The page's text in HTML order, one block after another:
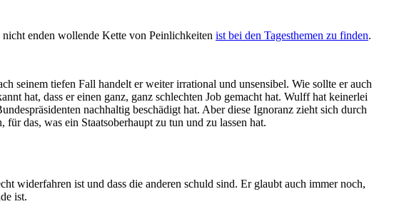
enden wollende Kette von Peinlichkeiten ist bei den Tagesthemen zu finden.
seinem tiefen Fall handelt er weiter irrational und unsensibel. Wie sollte er auch
hat, dass er einen ganz, ganz schlechten Job gemacht hat. Wulff hat keinerlei
nachhaltig beschädigt hat. Aber diese Ignoranz zieht sich durch
das, was ein Staatsoberhaupt zu tun und zu lassen hat.
widerfahren ist und dass die anderen schuld sind. Er glaubt auch immer noch,
ist.